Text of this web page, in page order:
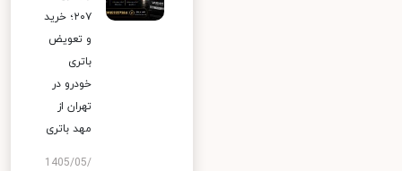
۲۰۷؛ خرید
و تعویض
باتری
خودرو در
تهران از
مهد باتری
1405/05/